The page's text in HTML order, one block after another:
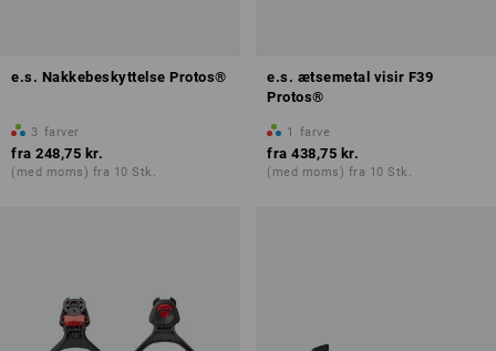
e.s. Nakkebeskyttelse Protos®
3 farver
fra 248,75 kr.
(med moms) fra 10 Stk.
e.s. ætsemetal visir F39
Protos®
1 farve
fra 438,75 kr.
(med moms) fra 10 Stk.